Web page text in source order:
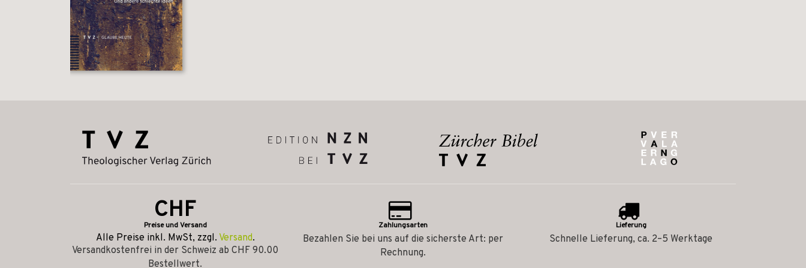
CHF
Preise und Versand
Alle Preise inkl. MwSt, zzgl. Versand.
Versandkostenfrei in der Schweiz ab CHF 90.00
Bestellwert.
Zahlungsarten
Bezahlen Sie bei uns auf die sicherste Art: per
Rechnung.
Lieferung
Schnelle Lieferung, ca. 2–5 Werktage